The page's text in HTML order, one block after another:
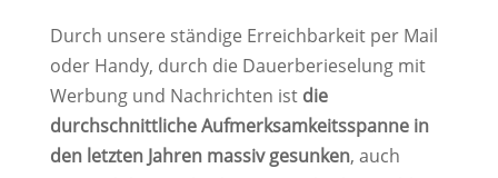
Durch unsere ständige Erreichbarkeit per Mail
oder Handy, durch die Dauerberieselung mit
Werbung und Nachrichten ist die
durchschnittliche Aufmerksamkeitsspanne in
den letzten Jahren massiv gesunken, auch